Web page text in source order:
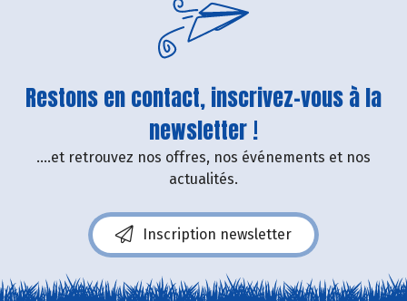
Restons en contact, inscrivez-vous à la
newsletter !
....et retrouvez nos offres, nos événements et nos
actualités.
Inscription newsletter